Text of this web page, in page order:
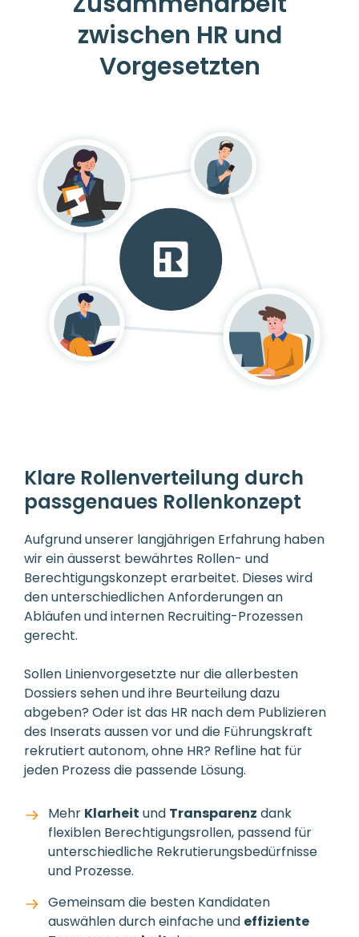
zwischen HR und
Vorgesetzten
Klare Rollenverteilung durch
passgenaues Rollenkonzept
Aufgrund unserer langjährigen Erfahrung haben
wir ein äusserst bewährtes Rollen- und
Berechtigungskonzept erarbeitet. Dieses wird
den unterschiedlichen Anforderungen an
Abläufen und internen Recruiting-Prozessen
gerecht.
Sollen Linienvorgesetzte nur die allerbesten
Dossiers sehen und ihre Beurteilung dazu
abgeben? Oder ist das HR nach dem Publizieren
des Inserats aussen vor und die Führungskraft
rekrutiert autonom, ohne HR? Refline hat für
jeden Prozess die passende Lösung.
Mehr Klarheit und Transparenz dank
flexiblen Berechtigungsrollen, passend für
unterschiedliche Rekrutierungsbedürfnisse
und Prozesse.
Gemeinsam die besten Kandidaten
auswählen durch einfache und effiziente